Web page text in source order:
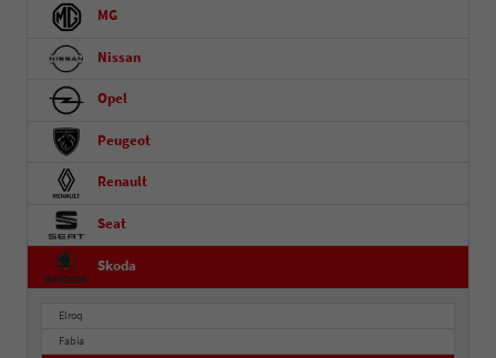
MG
Nissan
Opel
Peugeot
Renault
Seat
Skoda
Elroq
Fabia